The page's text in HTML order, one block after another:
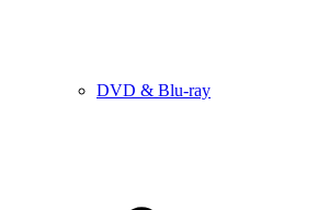
DVD & Blu-ray